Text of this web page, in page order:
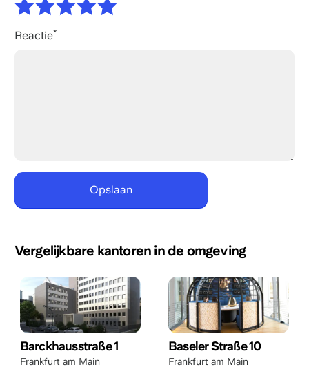
Reactie
Vergelijkbare kantoren in de omgeving
Barckhausstraße 1
Frankfurt am Main
Baseler Straße 10
Frankfurt am Main